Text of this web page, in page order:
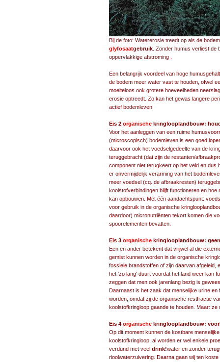
Bij de foto: Watererosie treedt op als de
glyfosaatgebruik . Zonder humus verliest
oppervlakkige afstroming
Een belangrijk voordeel van hoge humusgehaltes is een verbeterde waterbuffer-functie (dat is het vermogen van de bodem meer water vast te houden, ofwel een verhoogde water-
Eis 2 organische kringlooplandbouw:
Voor het aanleggen van een ruime
(microscopisch) bodemleven is een goed
daarvoor ook het voedselgedeelte van de
teruggebracht (dat zijn de restanten/
component niet terugkeert op het veld en dus
er onvermijdelijk verarming van het
meer voedsel (cq. de afbraakresten)
koolstofverbindingen blijft functioneren en
kan opbouwen. Met één aandachtspunt:
voor gebruik in de organische
daardoor) micronutriënten tekort komen die
spoorelementen bevatten.
Eis 3 organische kringlooplandbouw:
Een en ander betekent dat vrijwel al die
gemist kunnen worden in de organische
fossiele brandstoffen of zijn daarvan afgeleid,
het 'zo lang' duurt voordat het land weer kan
zeggen dat men ook jarenlang bezig is
Daarnaast is het zaak dat menselijke urine
worden, omdat zij de organische restfractie
koolstofkringloop gaande te houden. Maar: ze
Eis 4 organische kringlooplandbouw:
Op dit moment kunnen de kostbare
koolstofkringloop, al worden er wel enkele
verdund met veel drink!water en zonder
rioolwaterzuivering. Daarna gaan wij ten